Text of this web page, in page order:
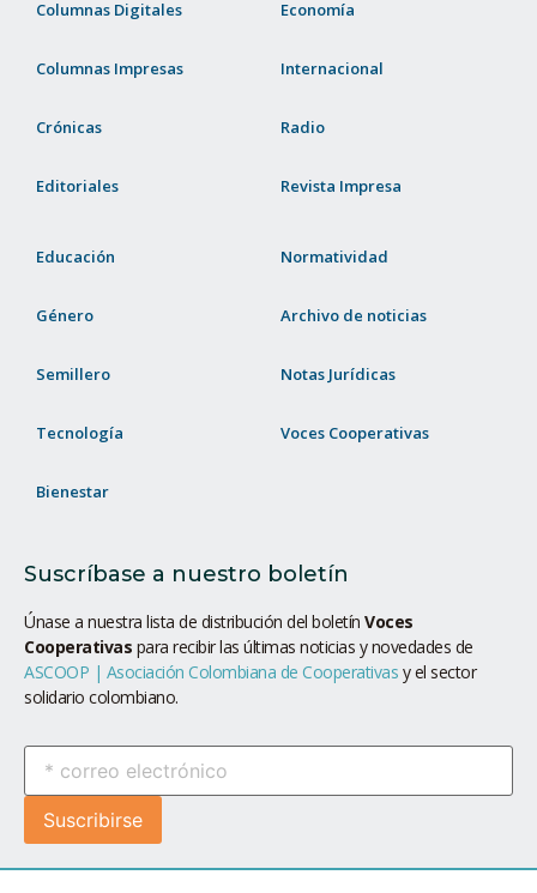
Columnas Digitales
Columnas Impresas
Crónicas
Editoriales
Economía
Internacional
Radio
Revista Impresa
Educación
Género
Semillero
Tecnología
Bienestar
Normatividad
Archivo de noticias
Notas Jurídicas
Voces Cooperativas
Suscríbase a nuestro boletín
Únase a nuestra lista de distribución del boletín Voces
Cooperativas para recibir las últimas noticias y novedades de
ASCOOP | Asociación Colombiana de Cooperativas y el sector
solidario colombiano.